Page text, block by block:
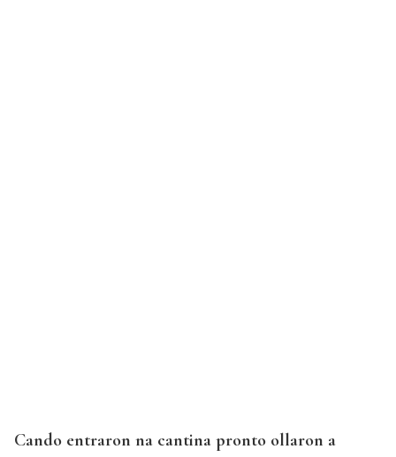
Cando entraron na cantina pronto ollaron a